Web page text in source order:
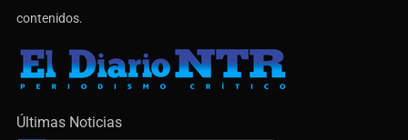
contenidos.
Últimas Noticias